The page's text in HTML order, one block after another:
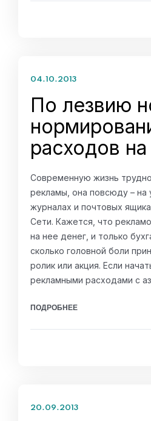
04.10.2013
По лезвию
расходов
Современную жизнь
рекламы, она повсюду – на
журналах и почтовых
Сети. Кажется, что
на нее денег, и только
сколько головной боли
ролик или акция. Если
рекламными расходами с
ПОДРОБНЕЕ
20.09.2013